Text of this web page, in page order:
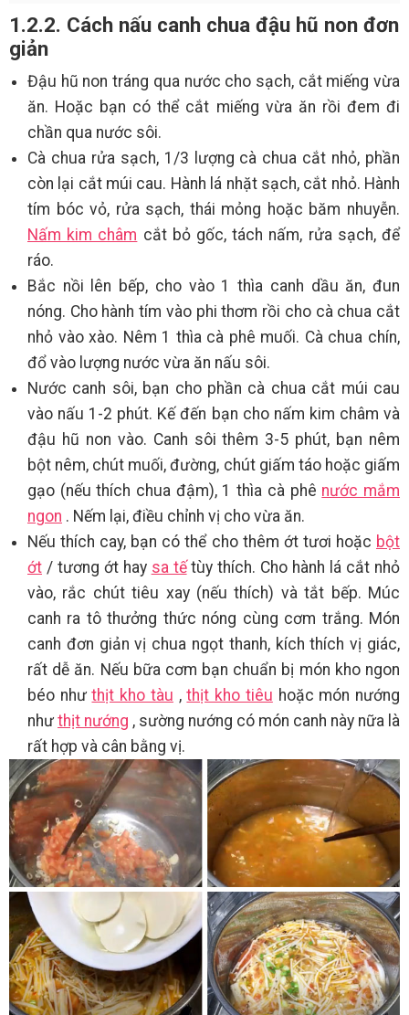
1.2.2. Cách nấu canh chua đậu hũ non đơn
giản
Đậu hũ non tráng qua nước cho sạch, cắt miếng vừa
ăn. Hoặc bạn có thể cắt miếng vừa ăn rồi đem đi
chần qua nước sôi.
Cà chua rửa sạch, 1/3 lượng cà chua cắt nhỏ, phần
còn lại cắt múi cau. Hành lá nhặt sạch, cắt nhỏ. Hành
tím bóc vỏ, rửa sạch, thái mỏng hoặc băm nhuyễn.
Nấm kim châm cắt bỏ gốc, tách nấm, rửa sạch, để
ráo.
Bắc nồi lên bếp, cho vào 1 thìa canh dầu ăn, đun
nóng. Cho hành tím vào phi thơm rồi cho cà chua cắt
nhỏ vào xào. Nêm 1 thìa cà phê muối. Cà chua chín,
đổ vào lượng nước vừa ăn nấu sôi.
Nước canh sôi, bạn cho phần cà chua cắt múi cau
vào nấu 1-2 phút. Kế đến bạn cho nấm kim châm và
đậu hũ non vào. Canh sôi thêm 3-5 phút, bạn nêm
bột nêm, chút muối, đường, chút giấm táo hoặc giấm
gạo (nếu thích chua đậm), 1 thìa cà phê nước mắm
ngon . Nếm lại, điều chỉnh vị cho vừa ăn.
Nếu thích cay, bạn có thể cho thêm ớt tươi hoặc bột
ớt / tương ớt hay sa tếtùy thích. Cho hành lá cắt nhỏ
vào, rắc chút tiêu xay (nếu thích) và tắt bếp. Múc
canh ra tô thưởng thức nóng cùng cơm trắng. Món
canh đơn giản vị chua ngọt thanh, kích thích vị giác,
rất dễ ăn. Nếu bữa cơm bạn chuẩn bị món kho ngon
béo nhưthịt kho tàu ,thịt kho tiêu hoặc món nướng
như thịt nướng , sường nướng có món canh này nữa là
rất hợp và cân bằng vị.